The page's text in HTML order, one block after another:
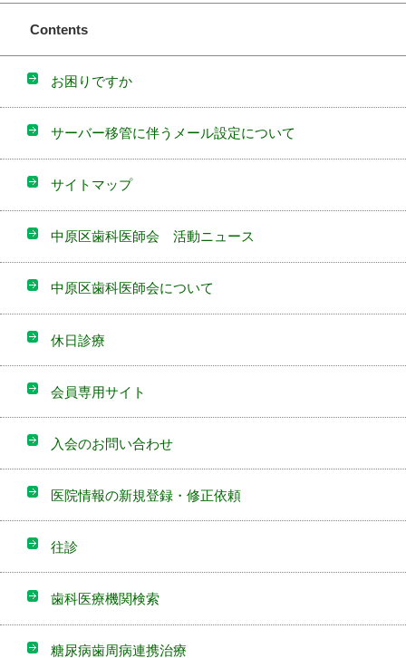
Contents
お困りですか
サーバー移管に伴うメール設定について
サイトマップ
中原区歯科医師会 活動ニュース
中原区歯科医師会について
休日診療
会員専用サイト
入会のお問い合わせ
医院情報の新規登録・修正依頼
往診
歯科医療機関検索
糖尿病歯周病連携治療